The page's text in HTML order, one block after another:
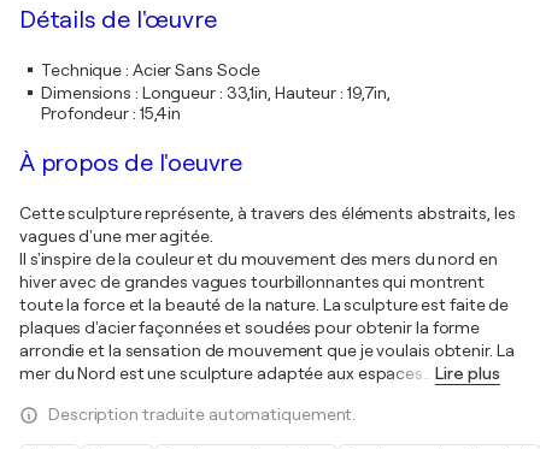
Détails de l'œuvre
Technique: Acier Sans Socle
Dimensions : Longueur : 33,1in, Hauteur : 19,7in,
Profondeur : 15,4in
À propos de l'oeuvre
Cette sculpture représente, à travers des éléments abstraits, les
vagues d'une mer agitée.
Il s'inspire de la couleur et du mouvement des mers du nord en
hiver avec de grandes vagues tourbillonnantes qui montrent
toute la force et la beauté de la nature. La sculpture est faite de
plaques d'acier façonnées et soudées pour obtenir la forme
arrondie et la sensation de mouvement que je voulais obtenir. La
mer du Nord est une sculpture adaptée aux espaces
Lire plus
Description traduite automatiquement.